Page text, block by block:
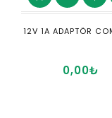
12V 1A ADAPTÖR
0,00₺